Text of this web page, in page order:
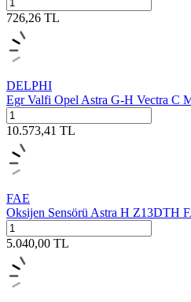
726,26 TL
DELPHI
Egr Valfi Opel Astra G-H Vectra C
10.573,41 TL
FAE
Oksijen Sensörü Astra H Z13DTH
5.040,00 TL